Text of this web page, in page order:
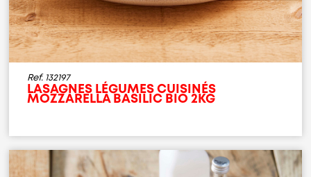
Ref. 132197
LASAGNES LÉGUMES CUISINÉS
MOZZARELLA BASILIC BIO 2KG